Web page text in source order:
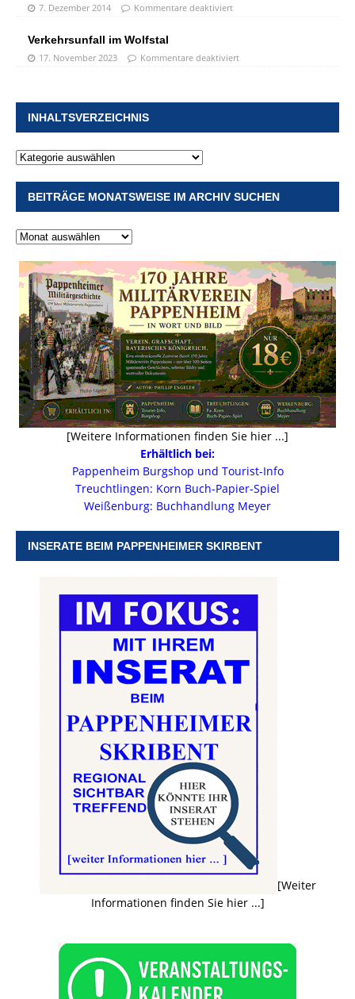
7. Dezember 2014 Kommentare deaktiviert
Verkehrsunfall im Wolfstal
17. November 2023 Kommentare deaktiviert
INHALTSVERZEICHNIS
BEITRÄGE MONATSWEISE IM ARCHIV SUCHEN
[Weitere Informationen finden Sie hier ...]
Erhältlich bei:
Pappenheim Burgshop und Tourist-Info
Treuchtlingen: Korn Buch-Papier-Spiel
Weißenburg: Buchhandlung Meyer
INSERATE BEIM PAPPENHEIMER SKIRBENT
[Weiter
Informationen finden Sie hier ...]